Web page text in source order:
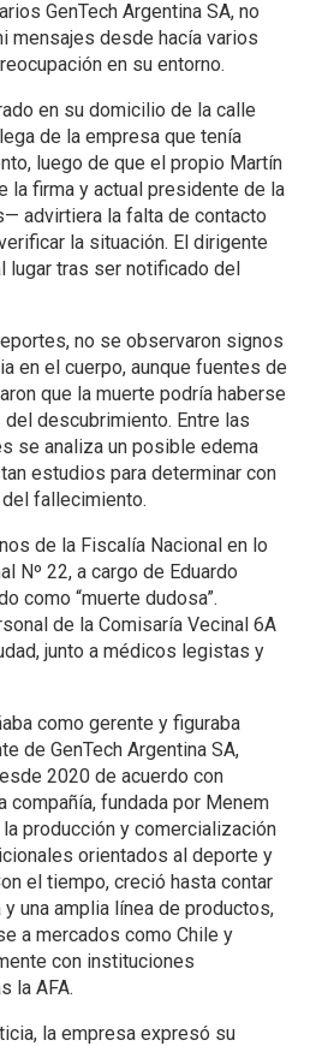
GenTech Argentina SA, no
mensajes desde hacía varios
en su entorno.
en su domicilio de la calle
de la empresa que tenía
luego de que el propio Martín
la firma y actual presidente de la
advirtiera la falta de contacto
la situación. El dirigente
lugar tras ser notificado del
no se observaron signos
en el cuerpo, aunque fuentes de
que la muerte podría haberse
descubrimiento. Entre las
se analiza un posible edema
estudios para determinar con
fallecimiento.
de la Fiscalía Nacional en lo
Nº 22, a cargo de Eduardo
como “muerte dudosa”.
de la Comisaría Vecinal 6A
junto a médicos legistas y
como gerente y figuraba
de GenTech Argentina SA,
2020 de acuerdo con
fundada por Menem
producción y comercialización
orientados al deporte y
el tiempo, creció hasta contar
una amplia línea de productos,
a mercados como Chile y
con instituciones
la AFA.
la empresa expresó su